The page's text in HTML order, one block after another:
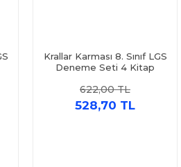
Krallar Karması 8. Sınıf LGS
Deneme Seti 4 Kitap
622,00 TL
528,70 TL